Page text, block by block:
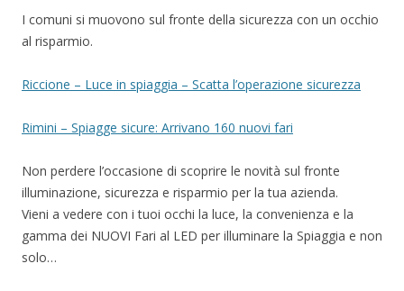
I comuni si muovono sul fronte della sicurezza con un occhio
al risparmio.
Riccione – Luce in spiaggia – Scatta l’operazione sicurezza
Rimini – Spiagge sicure: Arrivano 160 nuovi fari
Non perdere l’occasione di scoprire le novità sul fronte
illuminazione, sicurezza e risparmio per la tua azienda.
Vieni a vedere con i tuoi occhi la luce, la convenienza e la
gamma dei NUOVI Fari al LED per illuminare la Spiaggia e non
solo…